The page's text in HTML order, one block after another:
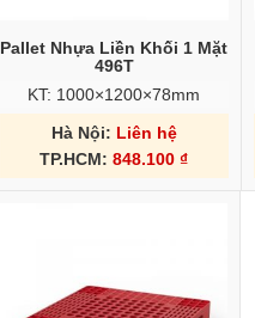
Pallet Nhựa Liền Khối 1 Mặt
496T
KT: 1000×1200×78mm
Hà Nội: Liên hệ
TP.HCM:848.100₫